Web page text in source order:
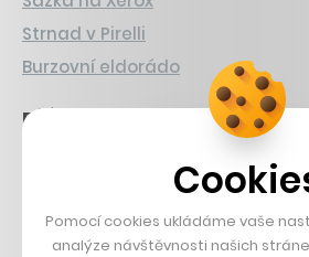
Strnad v Pirelli
Burzovní eldorádo
PŘÍBĚHY Z GASTRA
Boční projekt, co se zvrtnul
Dva golfisti, co pečou
Pomocí cookies ukládáme vaše
analýze návštěvnosti našich